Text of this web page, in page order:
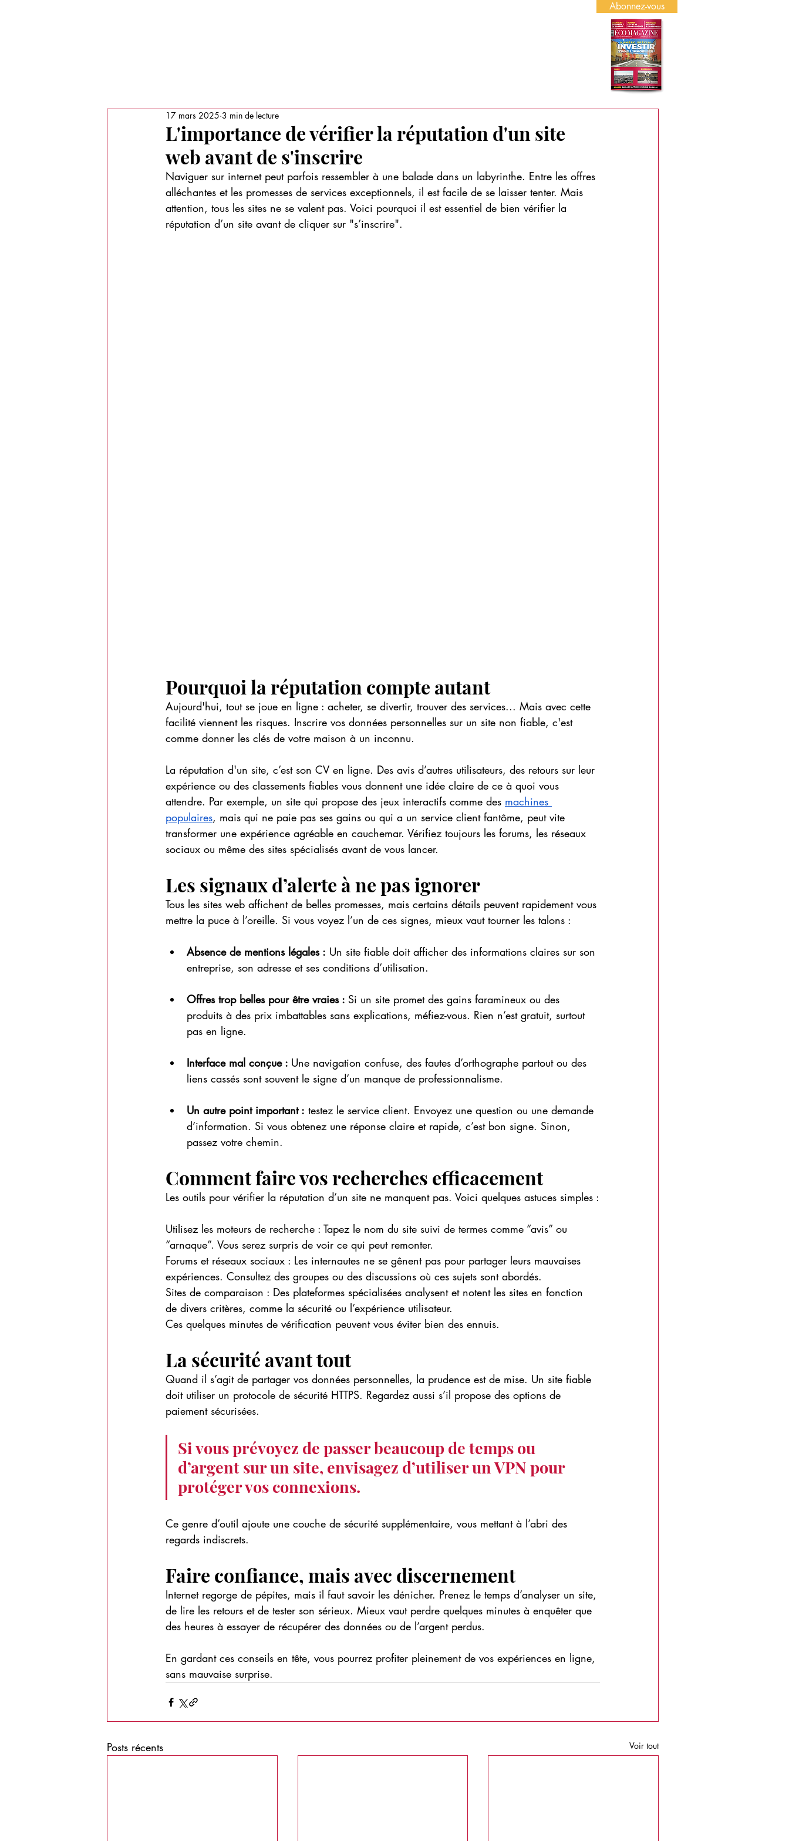
Abonnez-vous
L'importance de vérifier la réputation d'un site
web avant de s'inscrire
17 mars 2025 3 min de lecture
Naviguer sur internet peut parfois ressembler à une balade dans un labyrinthe. Entre les offres
alléchantes et les promesses de services exceptionnels, il est facile de se laisser tenter. Mais
attention, tous les sites ne se valent pas. Voici pourquoi il est essentiel de bien vérifier la
réputation d’un site avant de cliquer sur "s’inscrire".
Pourquoi la réputation compte autant
Aujourd'hui, tout se joue en ligne : acheter, se divertir, trouver des services... Mais avec cette
facilité viennent les risques. Inscrire vos données personnelles sur un site non fiable, c'est
comme donner les clés de votre maison à un inconnu.
La réputation d'un site, c’est son CV en ligne. Des avis d’autres utilisateurs, des retours sur leur
expérience ou des classements fiables vous donnent une idée claire de ce à quoi vous
attendre. Par exemple, un site qui propose des jeux interactifs comme des machines
populaires, mais qui ne paie pas ses gains ou qui a un service client fantôme, peut vite
transformer une expérience agréable en cauchemar. Vérifiez toujours les forums, les réseaux
sociaux ou même des sites spécialisés avant de vous lancer.
Les signaux d’alerte à ne pas ignorer
Tous les sites web affichent de belles promesses, mais certains détails peuvent rapidement vous
mettre la puce à l’oreille. Si vous voyez l’un de ces signes, mieux vaut tourner les talons :
Absence de mentions légales : Un site fiable doit afficher des informations claires sur son
entreprise, son adresse et ses conditions d’utilisation.
Offres trop belles pour être vraies : Si un site promet des gains faramineux ou des
produits à des prix imbattables sans explications, méfiez-vous. Rien n’est gratuit, surtout
pas en ligne.
Interface mal conçue : Une navigation confuse, des fautes d’orthographe partout ou des
liens cassés sont souvent le signe d’un manque de professionnalisme.
Un autre point important : testez le service client. Envoyez une question ou une demande
d’information. Si vous obtenez une réponse claire et rapide, c’est bon signe. Sinon,
passez votre chemin.
Comment faire vos recherches efficacement
Les outils pour vérifier la réputation d’un site ne manquent pas. Voici quelques astuces simples :
Utilisez les moteurs de recherche : Tapez le nom du site suivi de termes comme “avis” ou
“arnaque”. Vous serez surpris de voir ce qui peut remonter.
Forums et réseaux sociaux : Les internautes ne se gênent pas pour partager leurs mauvaises
expériences. Consultez des groupes ou des discussions où ces sujets sont abordés.
Sites de comparaison : Des plateformes spécialisées analysent et notent les sites en fonction
de divers critères, comme la sécurité ou l’expérience utilisateur.
Ces quelques minutes de vérification peuvent vous éviter bien des ennuis.
La sécurité avant tout
Quand il s’agit de partager vos données personnelles, la prudence est de mise. Un site fiable
doit utiliser un protocole de sécurité HTTPS. Regardez aussi s’il propose des options de
paiement sécurisées.
Si vous prévoyez de passer beaucoup de temps ou
d’argent sur un site, envisagez d’utiliser un VPN pour
protéger vos connexions.
Ce genre d’outil ajoute une couche de sécurité supplémentaire, vous mettant à l’abri des
regards indiscrets.
Faire confiance, mais avec discernement
Internet regorge de pépites, mais il faut savoir les dénicher. Prenez le temps d’analyser un site,
de lire les retours et de tester son sérieux. Mieux vaut perdre quelques minutes à enquêter que
des heures à essayer de récupérer des données ou de l’argent perdus.
En gardant ces conseils en tête, vous pourrez profiter pleinement de vos expériences en ligne,
sans mauvaise surprise.
Posts récents Voir tout